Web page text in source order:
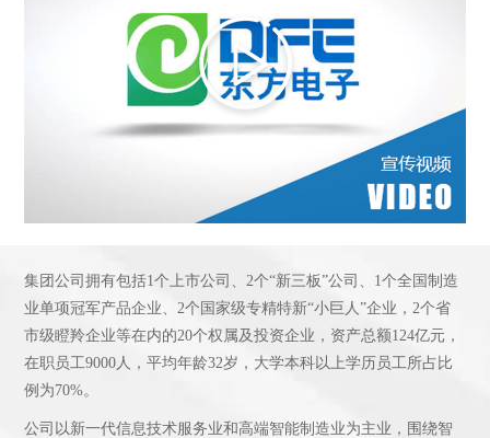
集团公司拥有包括1个上市公司、2个“新三板”公司、1个全国制造
业单项冠军产品企业、2个国家级专精特新“小巨人”企业，2个省
市级瞪羚企业等在内的20个权属及投资企业，资产总额124亿元，
在职员工9000人，平均年龄32岁，大学本科以上学历员工所占比
例为70%。
公司以新一代信息技术服务业和高端智能制造业为主业，围绕智